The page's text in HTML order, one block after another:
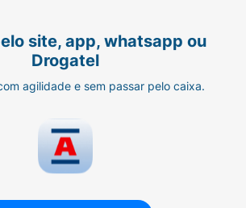
site, app, whatsapp ou
Drogatel
agilidade e sem passar pelo caixa.